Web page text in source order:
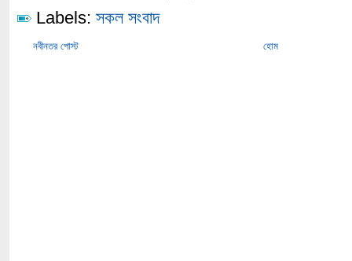
Labels: সকল সংবাদ
নবীনতর পোস্ট হোম